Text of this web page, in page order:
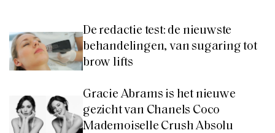
De redactie test: de nieuwste
behandelingen, van sugaring tot
brow lifts
Gracie Abrams is het nieuwe
gezicht van Chanels Coco
Mademoiselle Crush Absolu